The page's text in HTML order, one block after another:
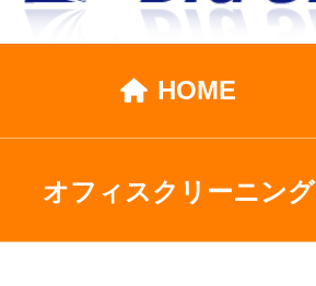
HOME
オフィスクリーニング